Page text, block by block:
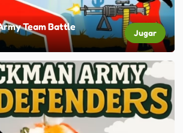
Team Battle
Jugar